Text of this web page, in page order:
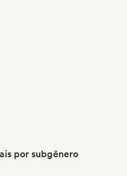
por subgênero